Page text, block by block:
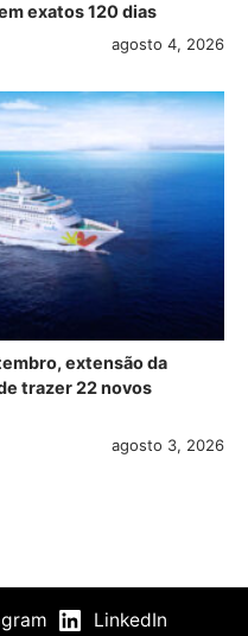
exatos 120 dias
agosto 4, 2026
extensão da
trazer 22 novos
agosto 3, 2026
LinkedIn